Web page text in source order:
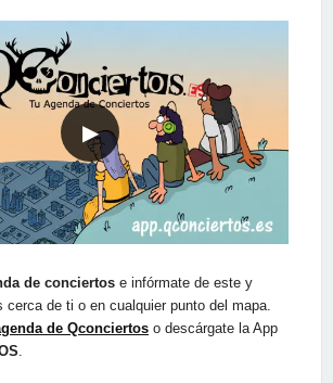
▶
de conciertos e infórmate de este y
de ti o en cualquier punto del mapa.
de Qconciertos o descárgate la App